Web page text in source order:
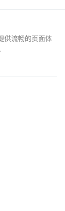
供流畅的页面体